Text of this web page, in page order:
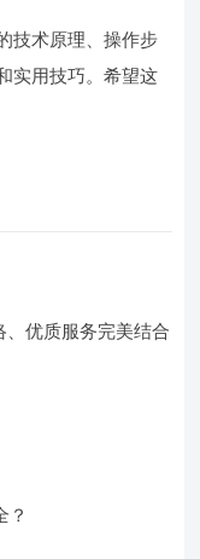
技术原理、操作步
实用技巧。希望这
、优质服务完美结合
？